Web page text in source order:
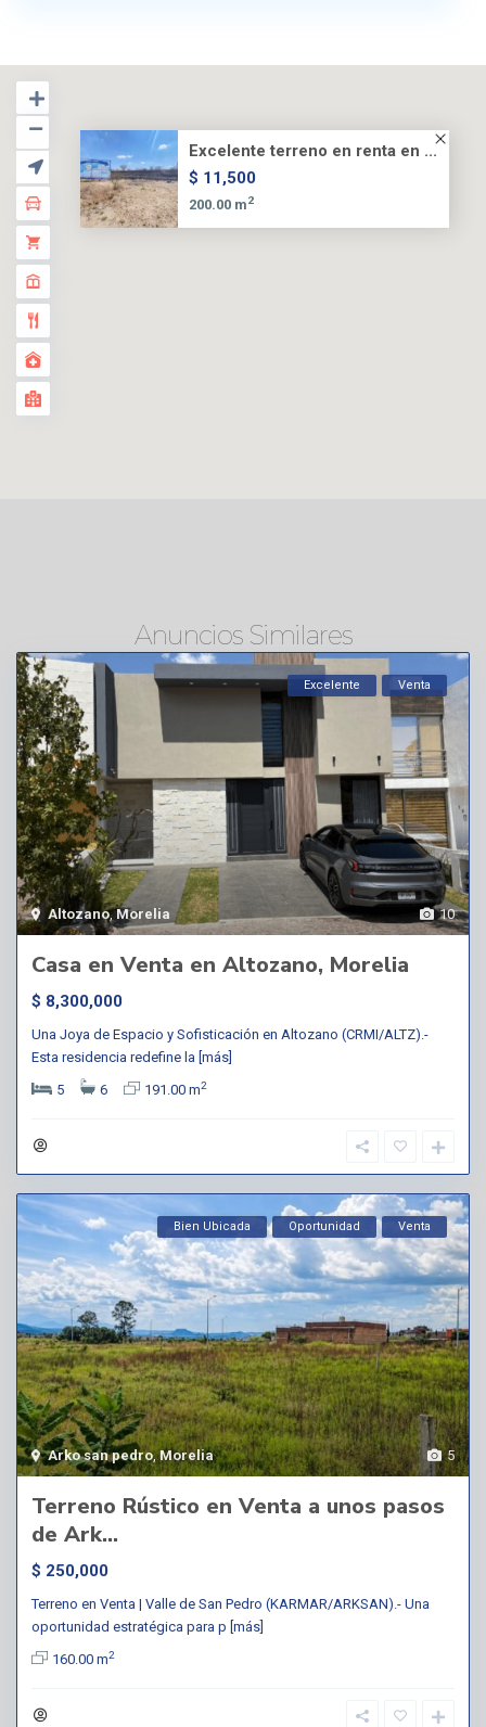
Excelente terreno en renta en ...
$ 11,500
200.00 m2
Anuncios Similares
10
Altozano,Morelia
Excelente Venta
Casa en Venta en Altozano, Morelia
$ 8,300,000
Una Joya de Espacio y Sofisticación en Altozano (CRMI/ALTZ).-
Esta residencia redefine la [más]
5
6 191.00 m2
5
Arko san pedro,Morelia
Bien Ubicada Oportunidad Venta
Terreno Rústico en Venta a unos pasos
de Ark...
$ 250,000
Terreno en Venta | Valle de San Pedro (KARMAR/ARKSAN).- Una
oportunidad estratégica para p [más]
160.00 m2